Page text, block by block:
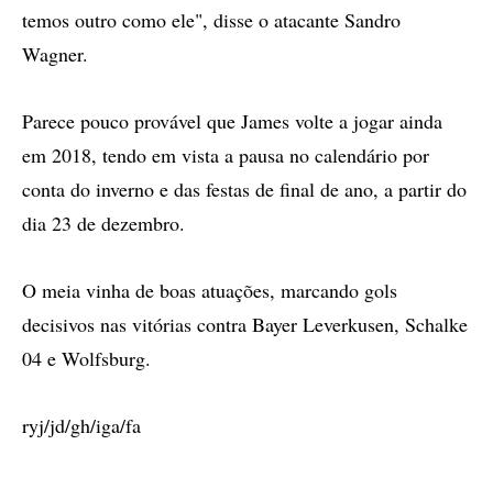
temos outro como ele", disse o atacante Sandro
Wagner.
Parece pouco provável que James volte a jogar ainda
em 2018, tendo em vista a pausa no calendário por
conta do inverno e das festas de final de ano, a partir do
dia 23 de dezembro.
O meia vinha de boas atuações, marcando gols
decisivos nas vitórias contra Bayer Leverkusen, Schalke
04 e Wolfsburg.
ryj/jd/gh/iga/fa